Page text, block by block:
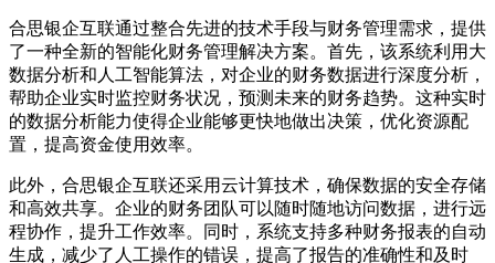
合思银企互联通过整合先进的技术手段与财务管理需求，提供
了一种全新的智能化财务管理解决方案。首先，该系统利用大
数据分析和人工智能算法，对企业的财务数据进行深度分析，
帮助企业实时监控财务状况，预测未来的财务趋势。这种实时
的数据分析能力使得企业能够更快地做出决策，优化资源配
置，提高资金使用效率。
此外，合思银企互联还采用云计算技术，确保数据的安全存储
和高效共享。企业的财务团队可以随时随地访问数据，进行远
程协作，提升工作效率。同时，系统支持多种财务报表的自动
生成，减少了人工操作的错误，提高了报告的准确性和及时